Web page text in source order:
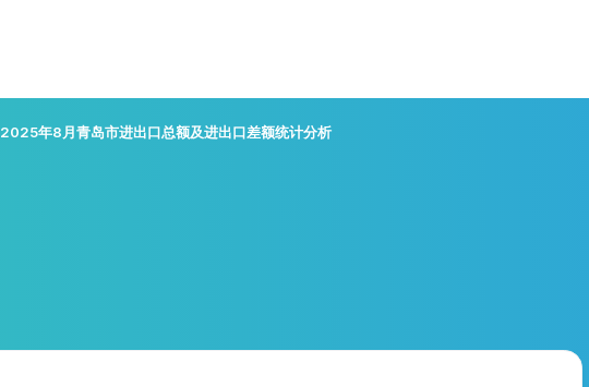
2025年8月青岛市进出口总额及进出口差额统计分析